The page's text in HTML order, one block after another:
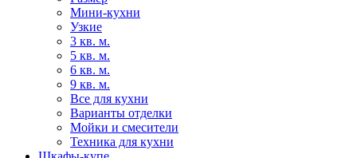
Мини-кухни
Узкие
3 кв. м.
5 кв. м.
6 кв. м.
9 кв. м.
Все для кухни
Варианты отделки
Мойки и смесители
Техника для кухни